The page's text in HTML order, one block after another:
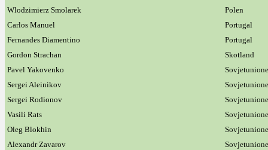
Wlodzimierz Smolarek
Polen
Carlos Manuel
Portugal
Fernandes Diamentino
Portugal
Gordon Strachan
Skotland
Pavel Yakovenko
Sergei Aleinikov
Sergei Rodionov
Vasili Rats
Oleg Blokhin
Alexandr Zavarov